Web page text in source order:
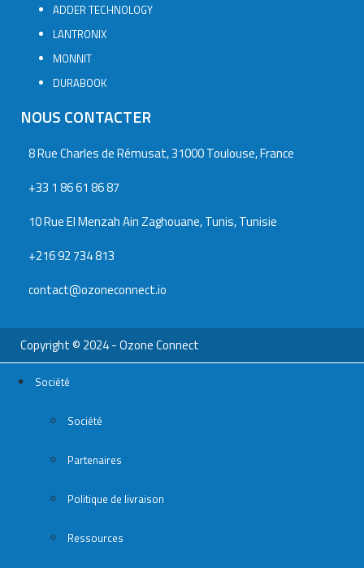
ADDER TECHNOLOGY
LANTRONIX
MONNIT
DURABOOK
NOUS CONTACTER
8 Rue Charles de Rémusat, 31000 Toulouse, France
+33 1 86 61 86 87
10 Rue El Menzah Ain Zaghouane, Tunis, Tunisie
+216 92 734 813
contact@ozoneconnect.io
Copyright © 2024 - Ozone Connect
Société
Société
Partenaires
Politique de livraison
Ressources